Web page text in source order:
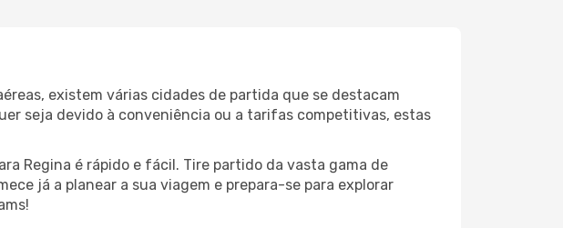
existem várias cidades de partida que se destacam
seja devido à conveniência ou a tarifas competitivas, estas
Regina é rápido e fácil. Tire partido da vasta gama de
já a planear a sua viagem e prepara-se para explorar